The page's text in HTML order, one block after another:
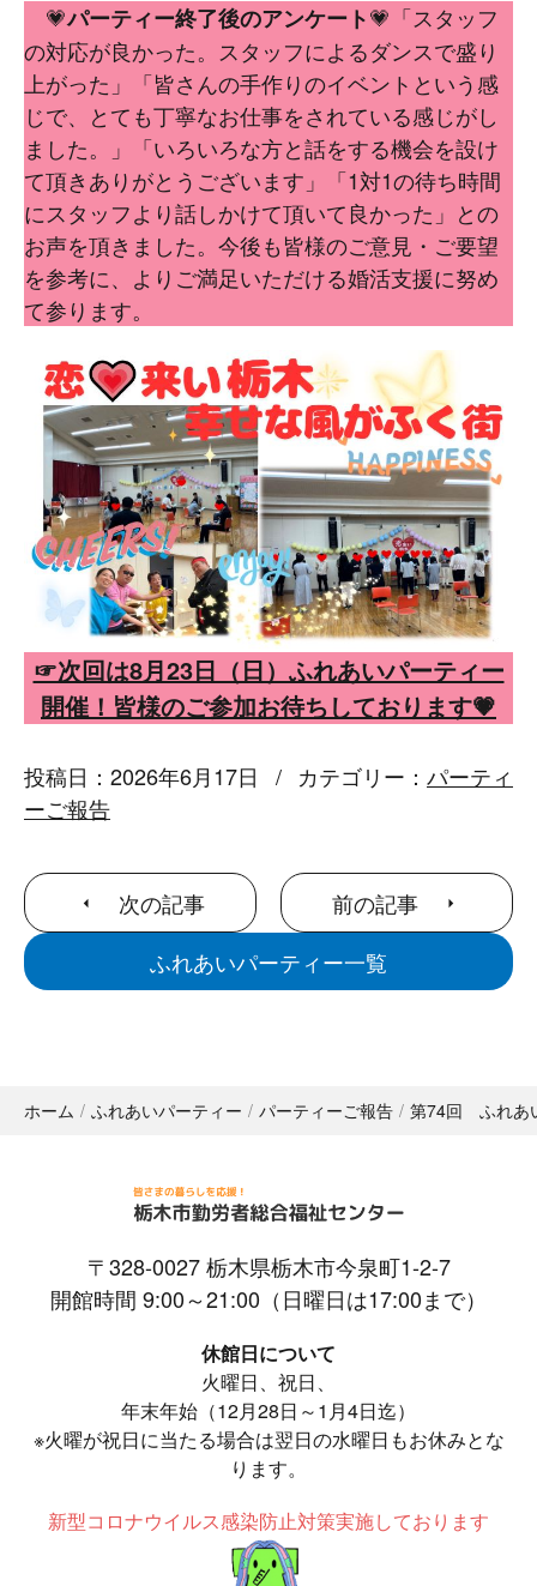
💗パーティー終了後のアンケート💗「スタッフ
の対応が良かった。スタッフによるダンスで盛り
上がった」「皆さんの手作りのイベントという感
じで、とても丁寧なお仕事をされている感じがし
ました。」「いろいろな方と話をする機会を設け
て頂きありがとうございます」「1対1の待ち時間
にスタッフより話しかけて頂いて良かった」との
お声を頂きました。今後も皆様のご意見・ご要望
を参考に、よりご満足いただける婚活支援に努め
て参ります。
☞次回は8月23日（日）ふれあいパーティー
開催！皆様のご参加お待ちしております💗
投稿日：2026年6月17日 カテゴリー： パーティ
ーご報告
次の記事
前の記事
ふれあいパーティー一覧
ホーム ふれあいパーティー パーティーご報告 第74回 ふれあ
〒328-0027 栃木県栃木市今泉町1-2-7
開館時間 9:00～21:00（日曜日は17:00まで）
休館日について
火曜日、祝日、
年末年始（12月28日～1月4日迄）
※火曜が祝日に当たる場合は翌日の水曜日もお休みとな
ります。
新型コロナウイルス感染防止対策実施しております